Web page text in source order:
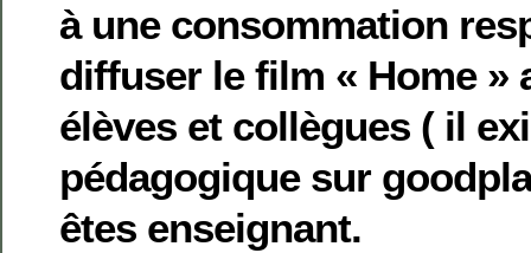
à une consommation
diffuser le film « Home »
élèves et collègues ( il
pédagogique sur
êtes enseignant.